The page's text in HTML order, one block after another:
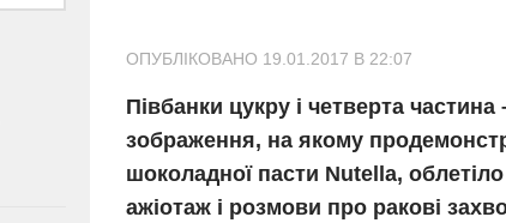
ОПУБЛІКОВАНО 19.01.2017 В 22:07
Півбанки цукру і четверта
зображення, на якому
шоколадної пасти Nutella,
ажіотаж і розмови про ракові